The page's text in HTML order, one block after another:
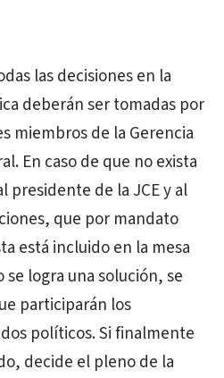
las decisiones en la
deberán ser tomadas por
miembros de la Gerencia
En caso de que no exista
presidente de la JCE y al
que por mandato
está incluido en la mesa
logra una solución, se
participarán los
políticos. Si finalmente
decide el pleno de la